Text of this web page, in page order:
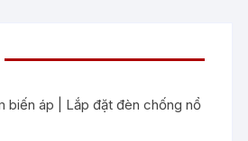
biến áp | Lắp đặt đèn chống nổ